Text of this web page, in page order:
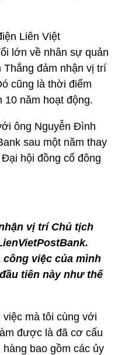
Liên Việt
lớn về nhân sự quản
đảm nhận vị trí
cũng là thời điểm
10 năm hoạt động.
ông Nguyễn Đình
sau một năm thay
hội đồng cổ đông
vị trí Chủ tịch
công việc của mình
tiên này như thế
mà tôi cùng với
được là đã cơ cấu
bao gồm các ủy